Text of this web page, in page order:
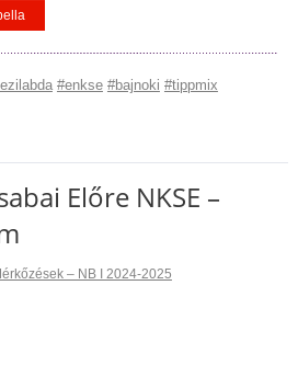
#enkse #bajnoki #tippmix
Előre NKSE –
– NB I 2024-2025